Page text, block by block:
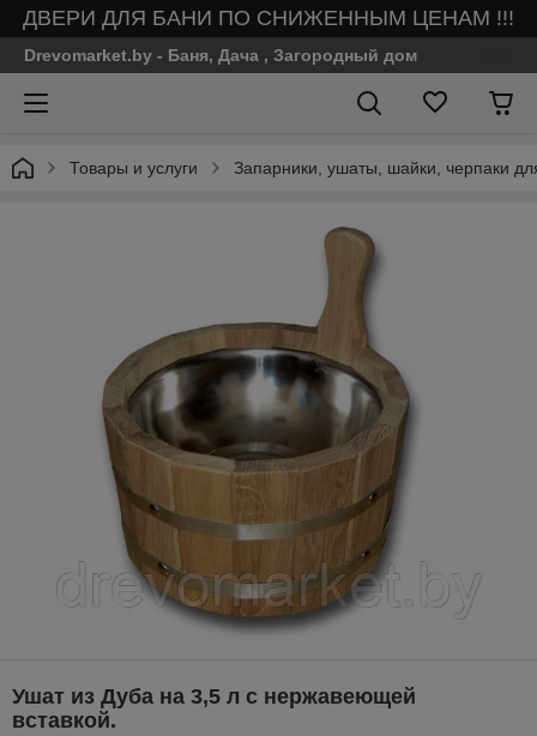
ДВЕРИ ДЛЯ БАНИ ПО СНИЖЕННЫМ ЦЕНАМ !!!
Drevomarket.by - Баня, Дача , Загородный дом
Товары и услуги Запарники, ушаты, шайки, черпаки
Ушат из Дуба на 3,5 л с нержавеющей
вставкой.